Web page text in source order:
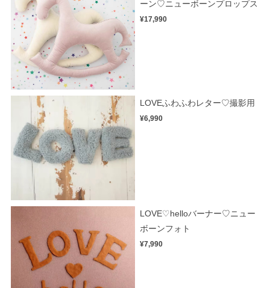
ーン♡ニューボーンプロップス
¥17,990
LOVEふわふわレター♡撮影用
¥6,990
LOVE♡helloバーナー♡ニュー
ボーンフォト
¥7,990